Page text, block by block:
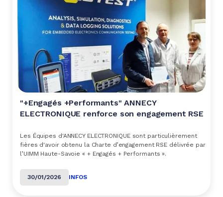
"+Engagés +Performants" ANNECY
ELECTRONIQUE renforce son engagement RSE
Les Équipes d'ANNECY ELECTRONIQUE sont particulièrement
fières d'avoir obtenu la Charte d’engagement RSE délivrée par
l’UIMM Haute-Savoie « + Engagés + Performants ».
30/01/2026 INFOS